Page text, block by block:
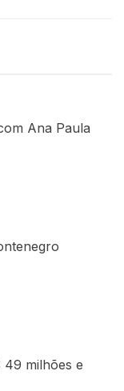
Ana Paula
49 milhões e